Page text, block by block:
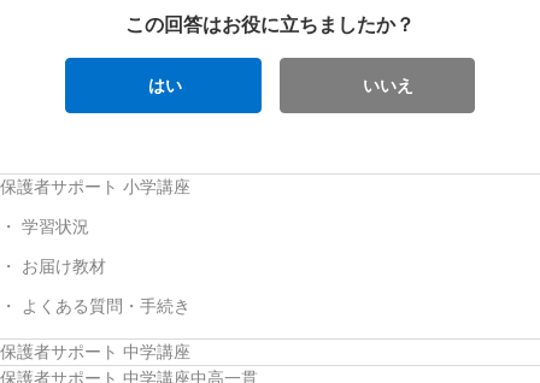
この回答はお役に立ちましたか？
はい いいえ
保護者サポート 小学講座
学習状況
お届け教材
よくある質問・手続き
保護者サポート 中学講座
保護者サポート 中学講座中高一貫